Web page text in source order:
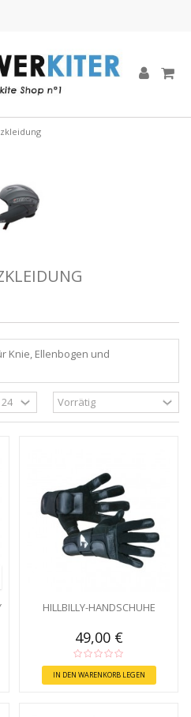
Knie, Ellenbogen und
HILLBILLY-HANDSCHUHE
49,00 €
IN DEN WARENKORB LEGEN